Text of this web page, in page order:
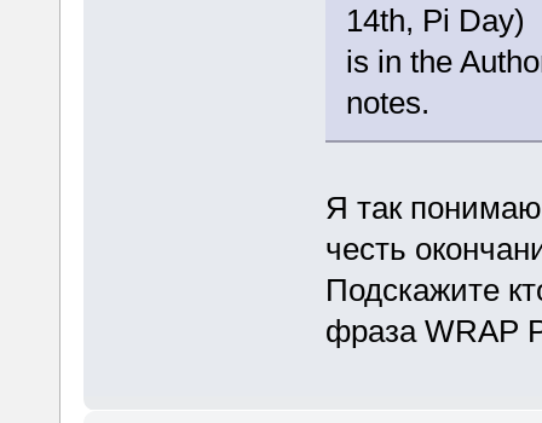
14th, Pi Day)
is in the
notes.
Я так понимаю
честь
Подскажите
фраза WRAP